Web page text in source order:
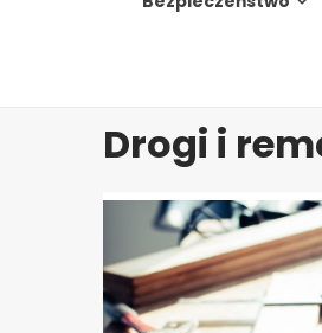
Drogi i